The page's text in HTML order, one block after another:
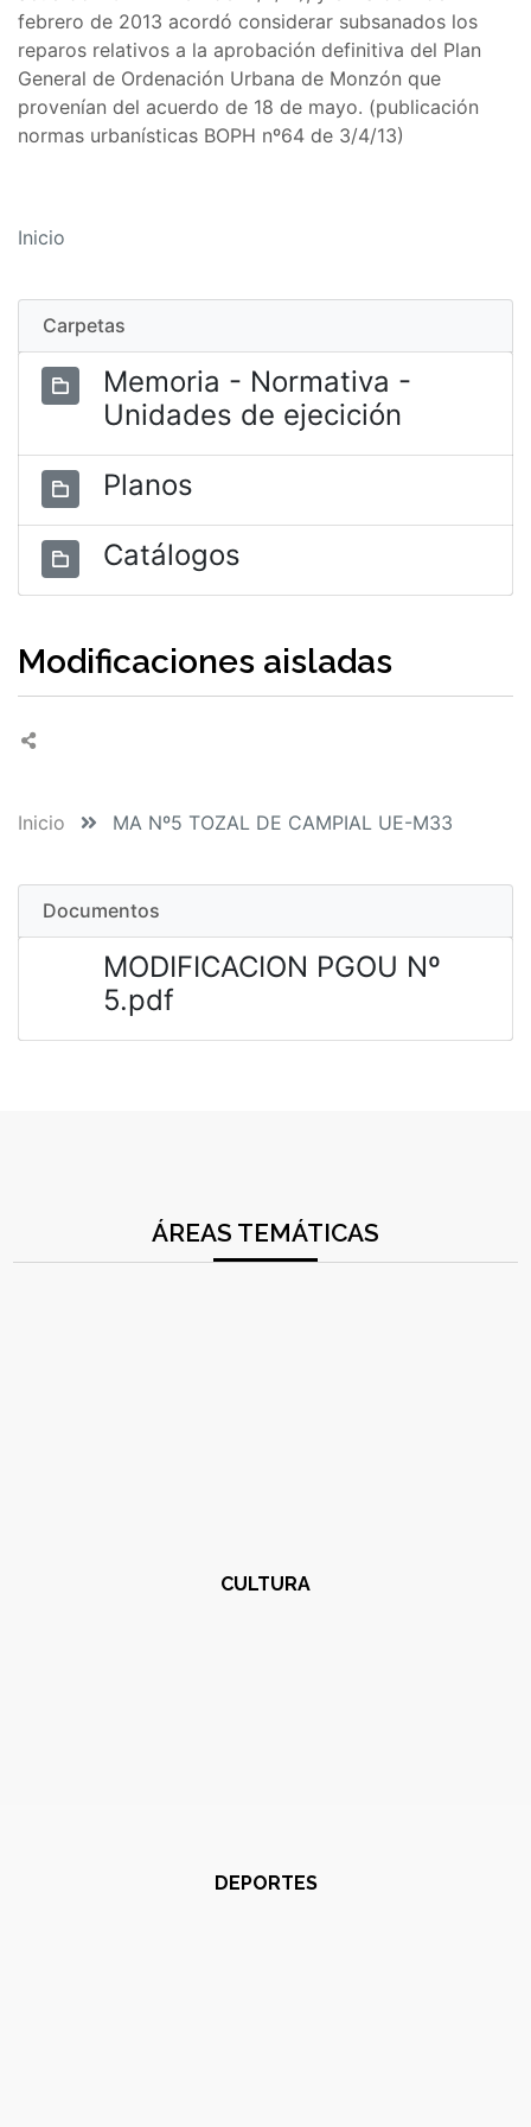
febrero de 2013 acordó considerar subsanados los
reparos relativos a la aprobación definitiva del Plan
General de Ordenación Urbana de Monzón que
provenían del acuerdo de 18 de mayo. (publicación
normas urbanísticas BOPH nº64 de 3/4/13)
Inicio
Carpetas
Memoria - Normativa -
Unidades de ejecición
Planos
Catálogos
Modificaciones aisladas
Inicio MA Nº5 TOZAL DE CAMPIAL UE-M33
Documentos
MODIFICACION PGOU Nº
5.pdf
ÁREAS TEMÁTICAS
CULTURA
DEPORTES